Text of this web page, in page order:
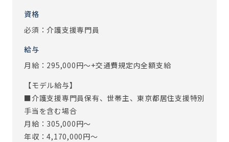
・12:00 休憩
・13:00 ケアマネジメント業務：サービス担当者会議、ケ
・16:00 夕礼：申し送りを行います
・16:30 経過記録、明日の申し送りの準備
ご入居者の「望む暮らし」を実現するために、1人ひとりの
生活・人生と向き合うことができるお仕事です。
※従事すべき業務の変更の範囲：あり（変更範囲：会社の定
資格
必須：介護支援専門員
給与
月給：295,000円～+交通費規定内全額支給
【モデル給与】
■介護支援専門員保有、世帯主、東京都居住支援特別
手当を含む場合
月給：305,000円～
年収：4,170,000円～